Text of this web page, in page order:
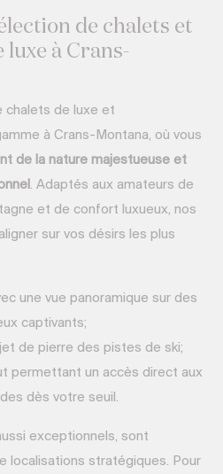
de chalets et
à Crans-
chalets de luxe et
à Crans-Montana, où vous
de la nature majestueuse et
. Adaptés aux amateurs de
et de confort luxueux, nos
sur vos désirs les plus
une vue panoramique sur des
captivants;
de pierre des pistes de ski;
permettant un accès direct aux
dès votre seuil.
exceptionnels, sont
localisations stratégiques. Pour